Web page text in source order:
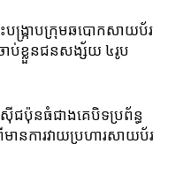
ង្រ្កាបក្រុមឆបោកសាយប័រ
ប់ខ្លួនជនសង្ស័យ ៤រូប
ប៉ុនធំជាងគេបិទប្រព័ន្ធ
មានការវាយប្រហារសាយប័រ